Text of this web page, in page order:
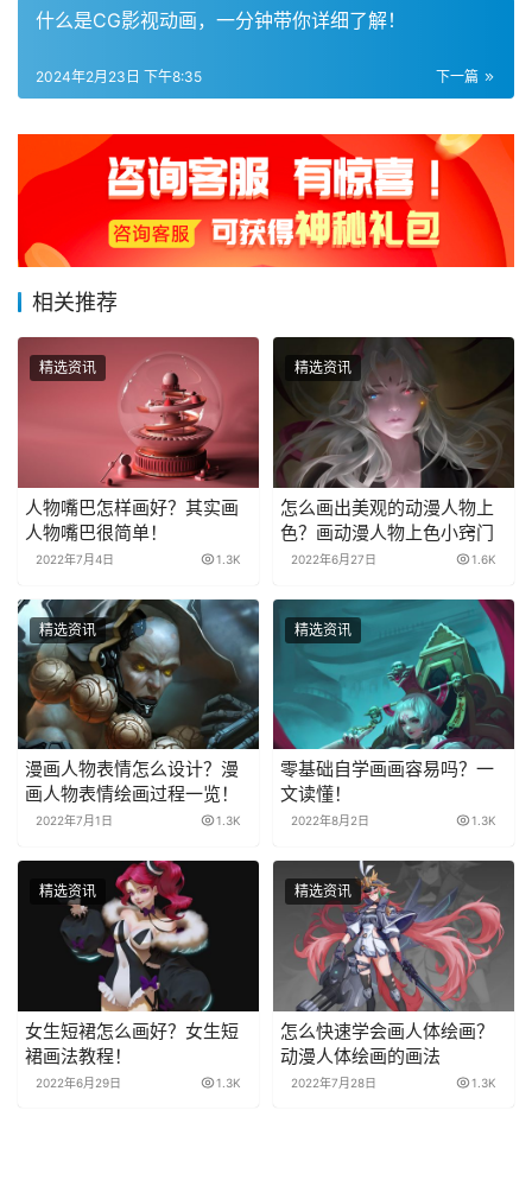
什么是CG影视动画，一分钟带你详细了解！
下一篇
2024年2月23日 下午8:35
相关推荐
精选资讯
人物嘴巴怎样画好？其实画
人物嘴巴很简单！
2022年7月4日 1.3K
精选资讯
怎么画出美观的动漫人物上
色？画动漫人物上色小窍门
2022年6月27日 1.6K
精选资讯
漫画人物表情怎么设计？漫
画人物表情绘画过程一览！
2022年7月1日 1.3K
精选资讯
零基础自学画画容易吗？一
文读懂！
2022年8月2日 1.3K
精选资讯
女生短裙怎么画好？女生短
裙画法教程！
2022年6月29日 1.3K
精选资讯
怎么快速学会画人体绘画？
动漫人体绘画的画法
2022年7月28日 1.3K